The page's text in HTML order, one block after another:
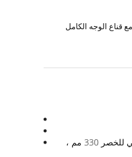
قناع الوجه الكامل
جزء الجذع: ارتفاع أمامي 850 مم ، ارتفاع خلفي 810 مم ، عمق أفقي للصدر 260 مم ، عمق أفقي للخصر 250 مم ، عمق أفقي للورك 260 مم ، عرض أفقي للصدر 380 مم ، عرض أفقي للخصر 330 مم ،